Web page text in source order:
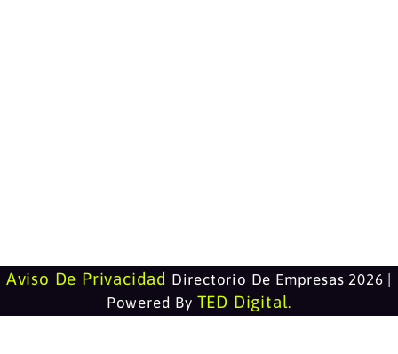
Aviso De Privacidad Directorio De Empresas 2026 |
Powered By TED Digital.